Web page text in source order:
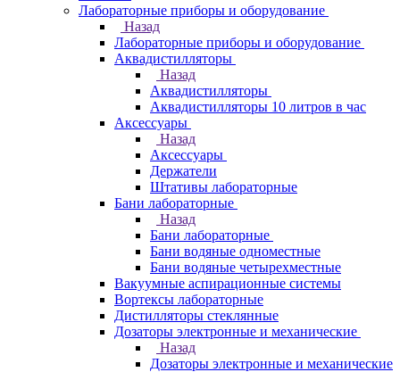
Лабораторные приборы и оборудование
Назад
Лабораторные приборы и оборудование
Аквадистилляторы
Назад
Аквадистилляторы
Аквадистилляторы 10 литров в час
Аксессуары
Назад
Аксессуары
Держатели
Штативы лабораторные
Бани лабораторные
Назад
Бани лабораторные
Бани водяные одноместные
Бани водяные четырехместные
Вакуумные аспирационные системы
Вортексы лабораторные
Дистилляторы стеклянные
Дозаторы электронные и механические
Назад
Дозаторы электронные и механические